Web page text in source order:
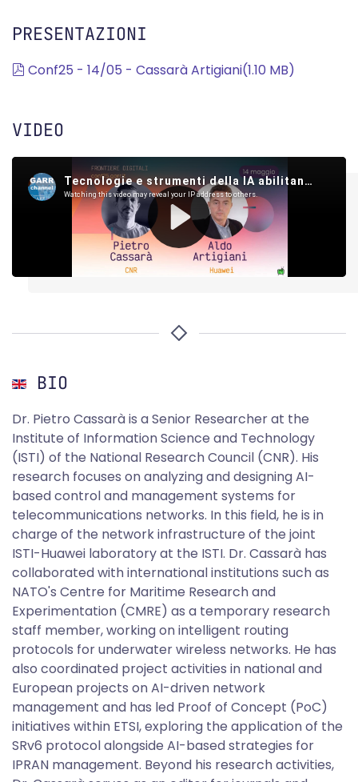
PRESENTAZIONI
pdf
Conf25 - 14/05 - Cassarà Artigiani(1.10 MB)
VIDEO
BIO
Dr. Pietro Cassarà is a Senior Researcher at the
Institute of Information Science and Technology
(ISTI) of the National Research Council (CNR). His
research focuses on analyzing and designing AI-
based control and management systems for
telecommunications networks. In this field, he is in
charge of the network infrastructure of the joint
ISTI-Huawei laboratory at the ISTI. Dr. Cassarà has
collaborated with international institutions such as
NATO's Centre for Maritime Research and
Experimentation (CMRE) as a temporary research
staff member, working on intelligent routing
protocols for underwater wireless networks. He has
also coordinated project activities in national and
European projects on AI-driven network
management and has led Proof of Concept (PoC)
initiatives within ETSI, exploring the application of the
SRv6 protocol alongside AI-based strategies for
IPRAN management. Beyond his research activities,